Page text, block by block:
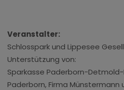
Veranstalter:
Schlosspark und Lippesee
Unterstützung von:
Sparkasse Paderborn-
Paderborn, Firma Münstermann